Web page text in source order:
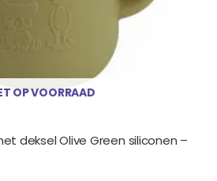
OP VOORRAAD
deksel Olive Green siliconen –